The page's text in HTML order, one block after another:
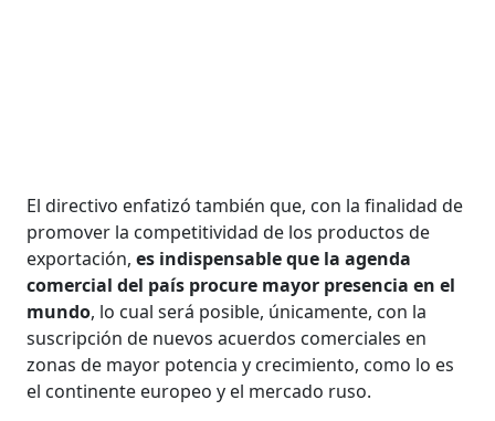
El directivo enfatizó también que, con la finalidad de
promover la competitividad de los productos de
exportación, es indispensable que la agenda
comercial del país procure mayor presencia en el
mundo, lo cual será posible, únicamente, con la
suscripción de nuevos acuerdos comerciales en
zonas de mayor potencia y crecimiento, como lo es
el continente europeo y el mercado ruso.